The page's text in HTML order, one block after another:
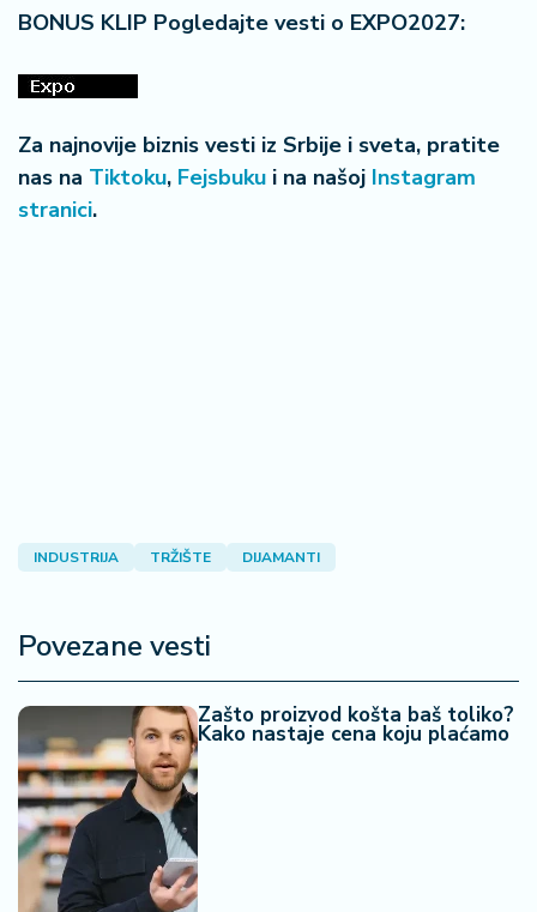
BONUS KLIP Pogledajte vesti o EXPO2027:
Za najnovije biznis vesti iz Srbije i sveta, pratite
nas na Tiktoku, Fejsbuku i na našoj Instagram
stranici.
INDUSTRIJA TRŽIŠTE DIJAMANTI
Povezane vesti
Zašto proizvod košta baš toliko?
Kako nastaje cena koju plaćamo